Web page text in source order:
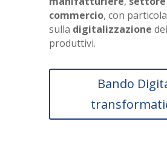
commercio, con
sulla digitalizzazione
produttivi.
Bando